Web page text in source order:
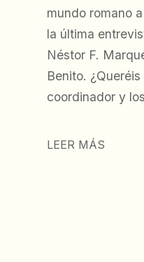
mundo romano
la última
Néstor F.
Benito.
coordinador y
LEER MÁS